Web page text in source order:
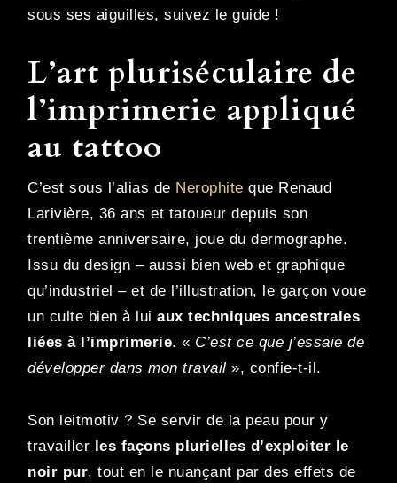
sous ses aiguilles, suivez le guide !
L’art pluriséculaire de
l’imprimerie appliqué
au tattoo
C’est sous l’alias de Nerophite que Renaud
Larivière, 36 ans et tatoueur depuis son
trentième anniversaire, joue du dermographe.
Issu du design – aussi bien web et graphique
qu’industriel – et de l’illustration, le garçon voue
un culte bien à lui aux techniques ancestrales
liées à l’imprimerie. « C’est ce que j’essaie de
développer dans mon travail », confie-t-il.
Son leitmotiv ? Se servir de la peau pour y
travailler les façons plurielles d’exploiter le
noir pur, tout en le nuançant par des effets de